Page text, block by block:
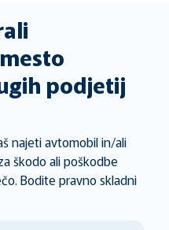
podjetij
najeti avtomobil in/ali
škodo ali poškodbe
Bodite pravno skladni